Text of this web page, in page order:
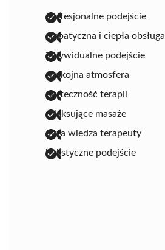
profesjonalne podejście
empatyczna i ciepła obsługa
indywidualne podejście
spokojna atmosfera
skuteczność terapii
relaksujące masaże
duża wiedza terapeuty
holistyczne podejście